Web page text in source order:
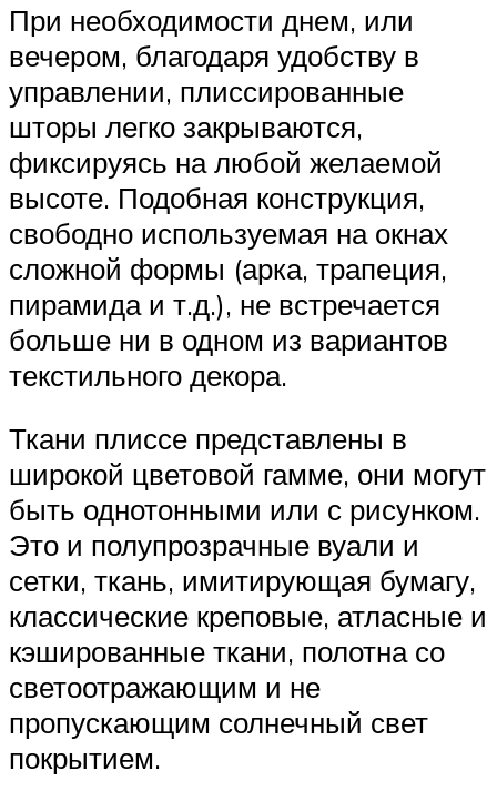
При необходимости днем, или
вечером, благодаря удобству в
управлении, плиссированные
шторы легко закрываются,
фиксируясь на любой желаемой
высоте. Подобная конструкция,
свободно используемая на окнах
сложной формы (арка, трапеция,
пирамида и т.д.), не встречается
больше ни в одном из вариантов
текстильного декора.
Ткани плиссе представлены в
широкой цветовой гамме, они могут
быть однотонными или с рисунком.
Это и полупрозрачные вуали и
сетки, ткань, имитирующая бумагу,
классические креповые, атласные и
кэшированные ткани, полотна со
светоотражающим и не
пропускающим солнечный свет
покрытием.